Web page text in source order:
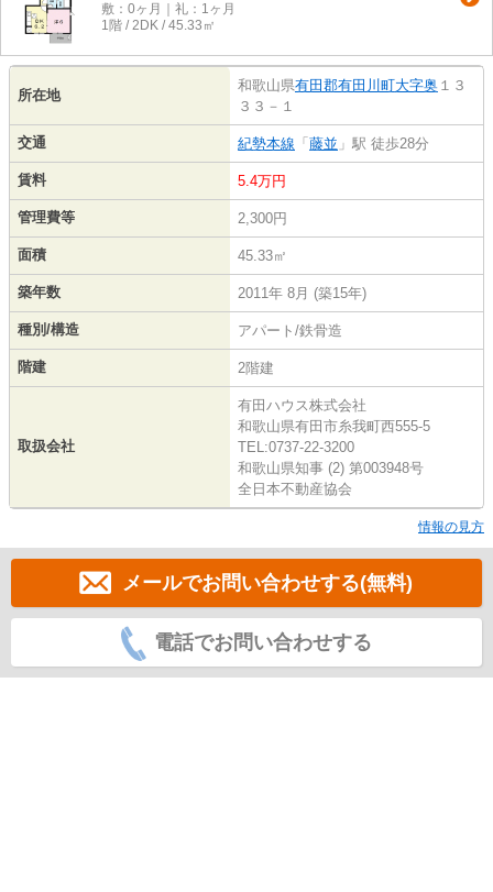
敷：0ヶ月｜礼：1ヶ月
1階 / 2DK / 45.33㎡
所在地
和歌山県有田郡有田川町大字奥 １３
３３－１
交通 紀勢本線 「 藤並 」駅 徒歩28分
賃料 5.4万円
管理費等 2,300円
面積 45.33㎡
築年数 2011年 8月 (築15年)
種別/構造 アパート/鉄骨造
階建 2階建
取扱会社
有田ハウス株式会社
和歌山県有田市糸我町西555-5
TEL:0737-22-3200
和歌山県知事 (2) 第003948号
全日本不動産協会
情報の見方
メールでお問い合わせする(無料)
電話でお問い合わせする